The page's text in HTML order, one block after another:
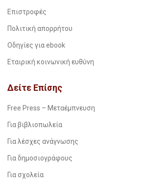
Επιστροφές
Πολιτική απορρήτου
Οδηγίες για ebook
Εταιρική κοινωνική ευθύνη
Δείτε Επίσης
Free Press – Μεταέμπνευση
Για βιβλιοπωλεία
Για λέσχες ανάγνωσης
Για δημοσιογράφους
Για σχολεία